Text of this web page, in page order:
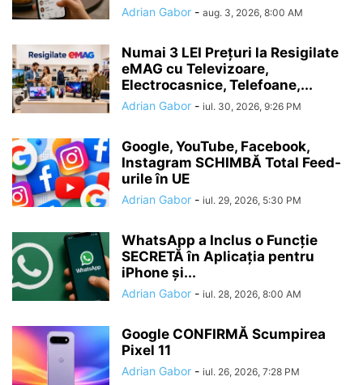
Adrian Gabor - aug. 3, 2026, 8:00 AM
Numai 3 LEI Prețuri la Resigilate
eMAG cu Televizoare,
Electrocasnice, Telefoane,...
Adrian Gabor - iul. 30, 2026, 9:26 PM
Google, YouTube, Facebook,
Instagram SCHIMBĂ Total Feed-
urile în UE
Adrian Gabor - iul. 29, 2026, 5:30 PM
WhatsApp a Inclus o Funcție
SECRETĂ în Aplicația pentru
iPhone și...
Adrian Gabor - iul. 28, 2026, 8:00 AM
Google CONFIRMĂ Scumpirea
Pixel 11
Adrian Gabor - iul. 26, 2026, 7:28 PM